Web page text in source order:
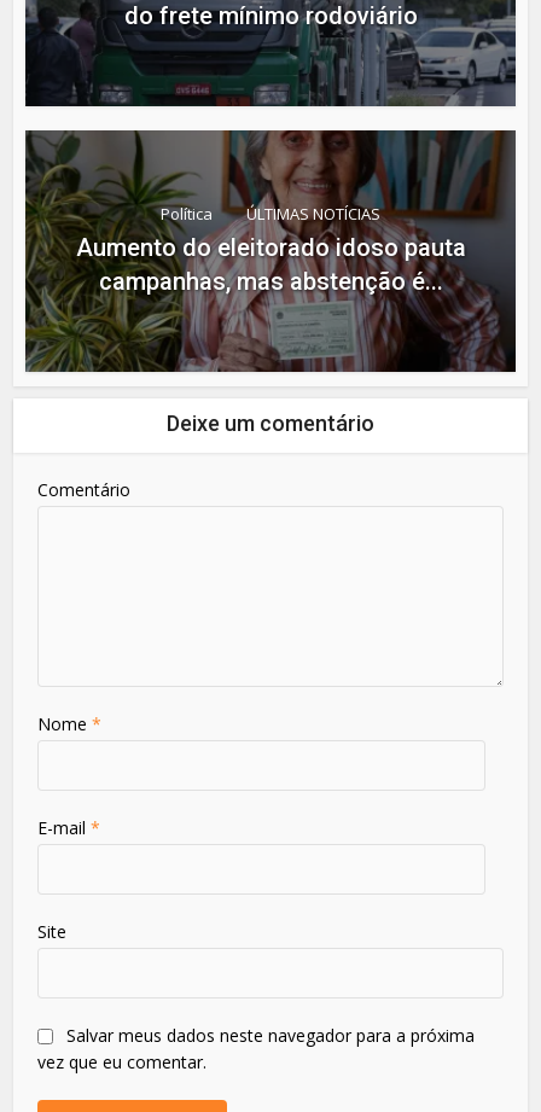
do frete mínimo rodoviário
Política ÚLTIMAS NOTÍCIAS
Aumento do eleitorado idoso pauta
campanhas, mas abstenção é...
Deixe um comentário
Comentário
Nome*
E-mail*
Site
Salvar meus dados neste navegador para a próxima
vez que eu comentar.